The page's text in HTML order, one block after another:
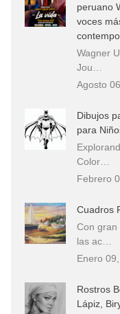
peruano
voces
Wagner
Jou…
Agosto
Dibujos
para
Color…
Febrero
Cuadros
Con gran
las ac…
Enero
Rostros
Lápiz,